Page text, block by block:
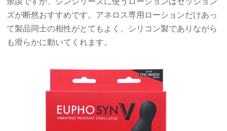
ズが断然おすすめです。アネロス専用ローションだけあっ
て製品同士の相性がとてもよく、シリコン製でありながら
も滑らかに動いてくれます。